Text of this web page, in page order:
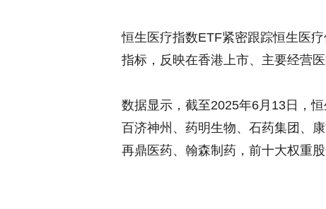
恒生医疗指数ETF紧密跟踪恒生医
指标，反映在香港上市、主要经营
数据显示，截至2025年6月13日，
百济神州、药明生物、石药集团、
再鼎医药、翰森制药，前十大权重股